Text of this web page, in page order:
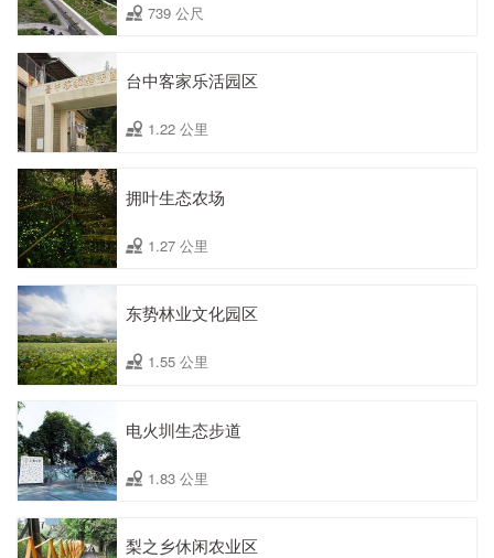
739 公尺
台中客家乐活园区
1.22 公里
拥叶生态农场
1.27 公里
东势林业文化园区
1.55 公里
电火圳生态步道
1.83 公里
梨之乡休闲农业区